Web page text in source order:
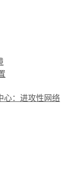
心：进攻性网络